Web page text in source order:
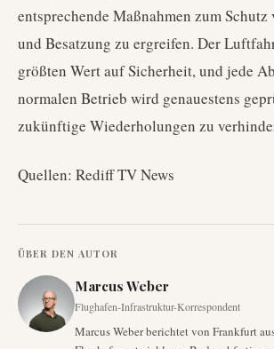
entsprechende Maßnahmen zum Schutz
und Besatzung zu ergreifen. Der
größten Wert auf Sicherheit, und jede
normalen Betrieb wird genauestens
zukünftige Wiederholungen zu
Quellen: Rediff TV News
ÜBER DEN AUTOR
Marcus Weber
Flughafen-Infrastruktur-Korrespondent
Marcus Weber berichtet von Frankfurt